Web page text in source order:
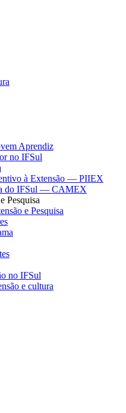
Aprendiz
no IFSul
à Extensão — PIIEX
do IFSul — CAMEX
Pesquisa
e Pesquisa
no IFSul
e cultura